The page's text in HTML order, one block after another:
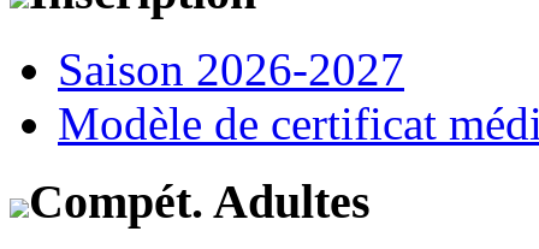
Saison 2026-2027
Modèle de certificat
Compét. Adultes